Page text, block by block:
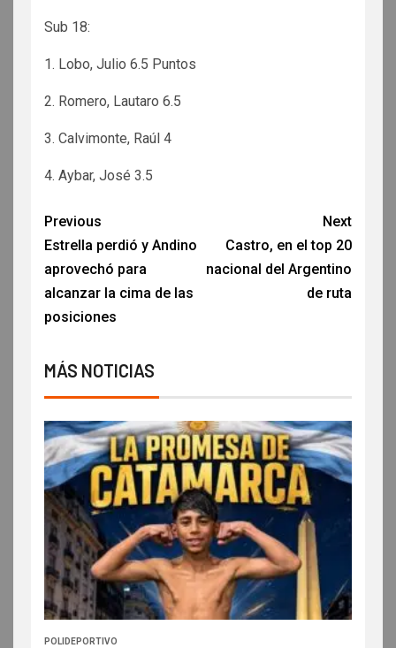
Sub 18:
1. Lobo, Julio 6.5 Puntos
2. Romero, Lautaro 6.5
3. Calvimonte, Raúl 4
4. Aybar, José 3.5
Previous
Estrella perdió y Andino
aprovechó para
alcanzar la cima de las
posiciones
Next
Castro, en el top 20
nacional del Argentino
de ruta
MÁS NOTICIAS
POLIDEPORTIVO